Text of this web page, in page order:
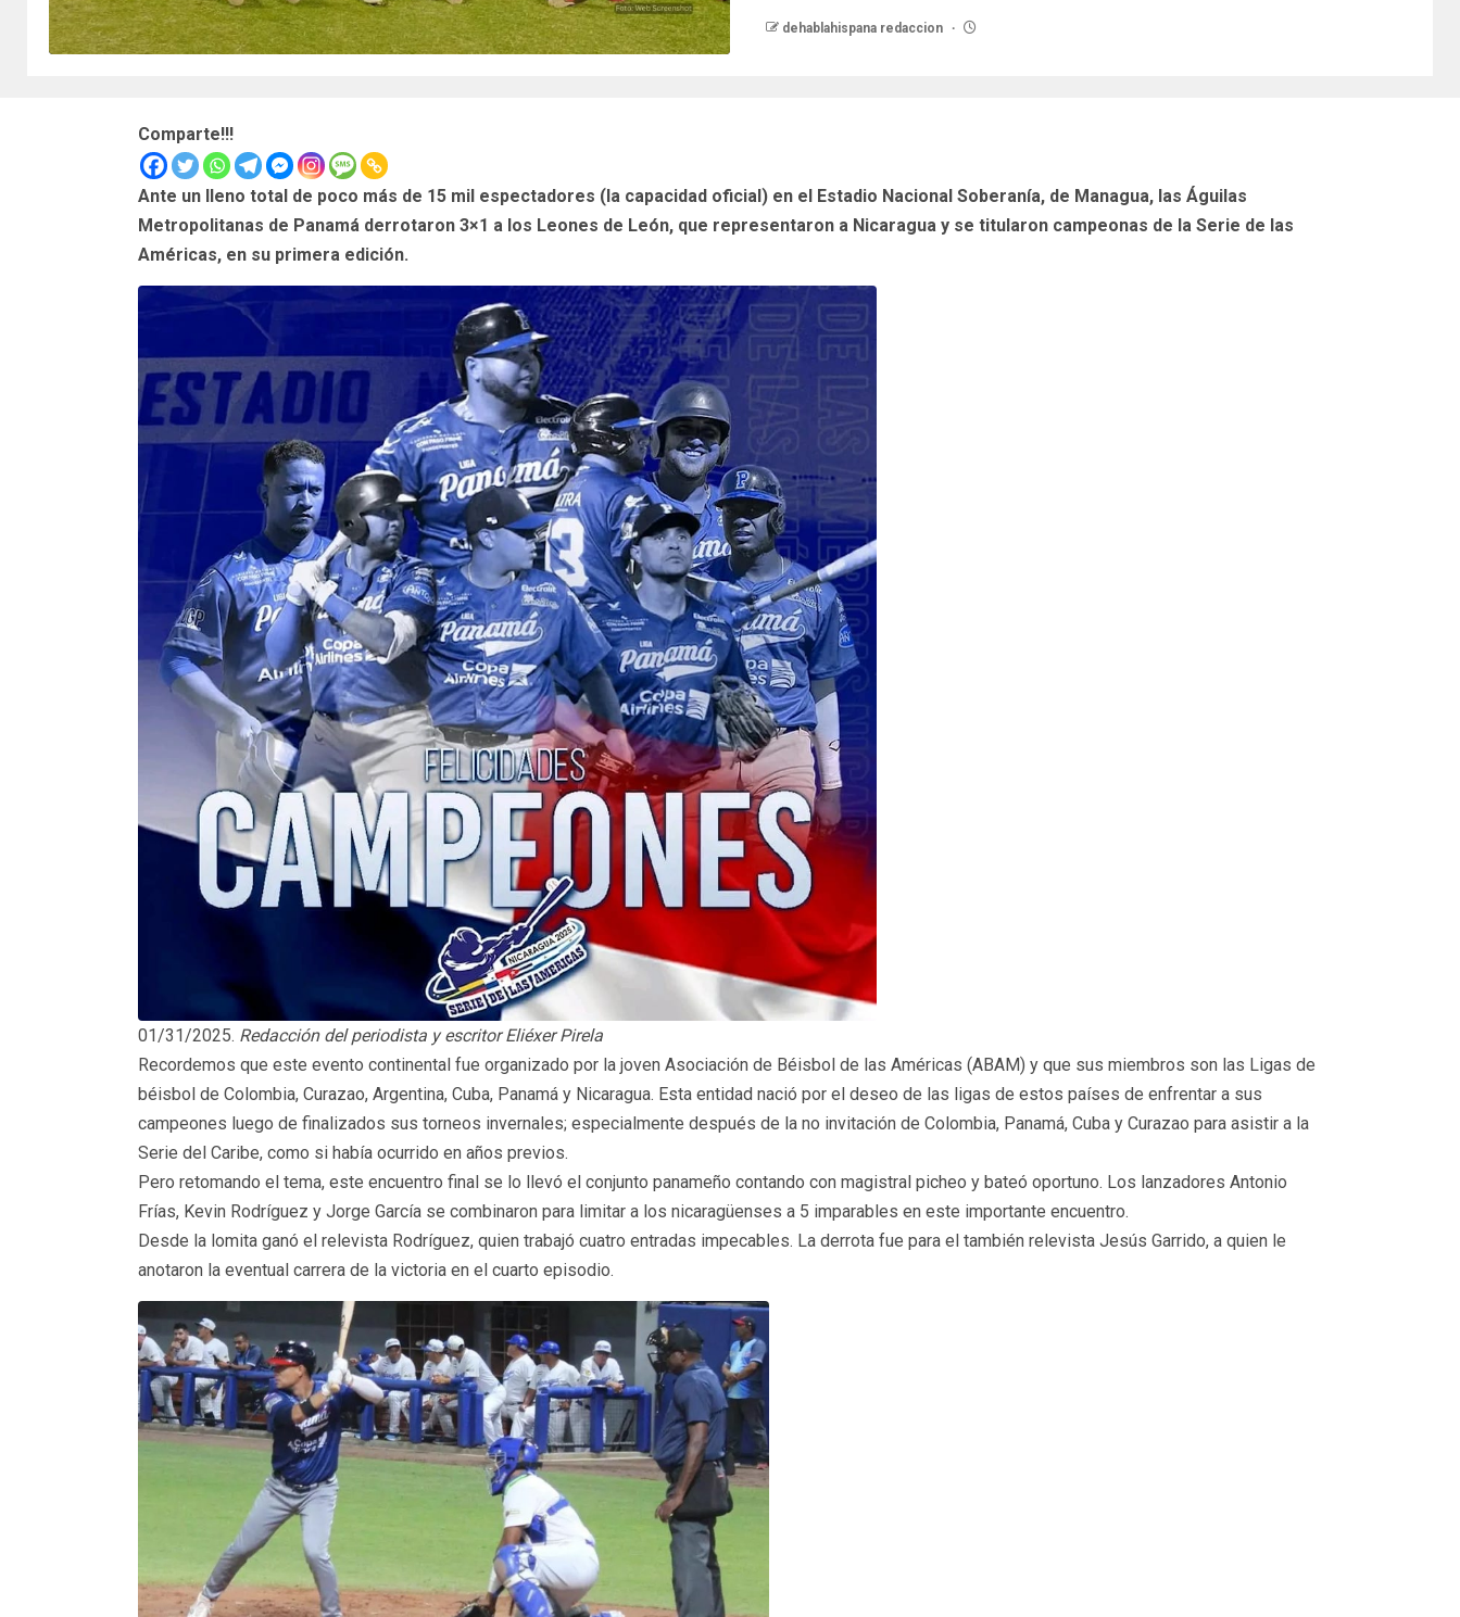
dehablahispana redaccion
Comparte!!!
Ante un lleno total de poco más de 15 mil espectadores (la capacidad oficial) en el Estadio Nacional Soberanía, de Managua, las Águilas
Metropolitanas de Panamá derrotaron 3×1 a los Leones de León, que representaron a Nicaragua y se titularon campeonas de la Serie de las
Américas, en su primera edición.
01/31/2025. Redacción del periodista y escritor Eliéxer Pirela
Recordemos que este evento continental fue organizado por la joven Asociación de Béisbol de las Américas (ABAM) y que sus miembros son las Ligas de
béisbol de Colombia, Curazao, Argentina, Cuba, Panamá y Nicaragua. Esta entidad nació por el deseo de las ligas de estos países de enfrentar a sus
campeones luego de finalizados sus torneos invernales; especialmente después de la no invitación de Colombia, Panamá, Cuba y Curazao para asistir a la
Serie del Caribe, como si había ocurrido en años previos.
Pero retomando el tema, este encuentro final se lo llevó el conjunto panameño contando con magistral picheo y bateó oportuno. Los lanzadores Antonio
Frías, Kevin Rodríguez y Jorge García se combinaron para limitar a los nicaragüenses a 5 imparables en este importante encuentro.
Desde la lomita ganó el relevista Rodríguez, quien trabajó cuatro entradas impecables. La derrota fue para el también relevista Jesús Garrido, a quien le
anotaron la eventual carrera de la victoria en el cuarto episodio.